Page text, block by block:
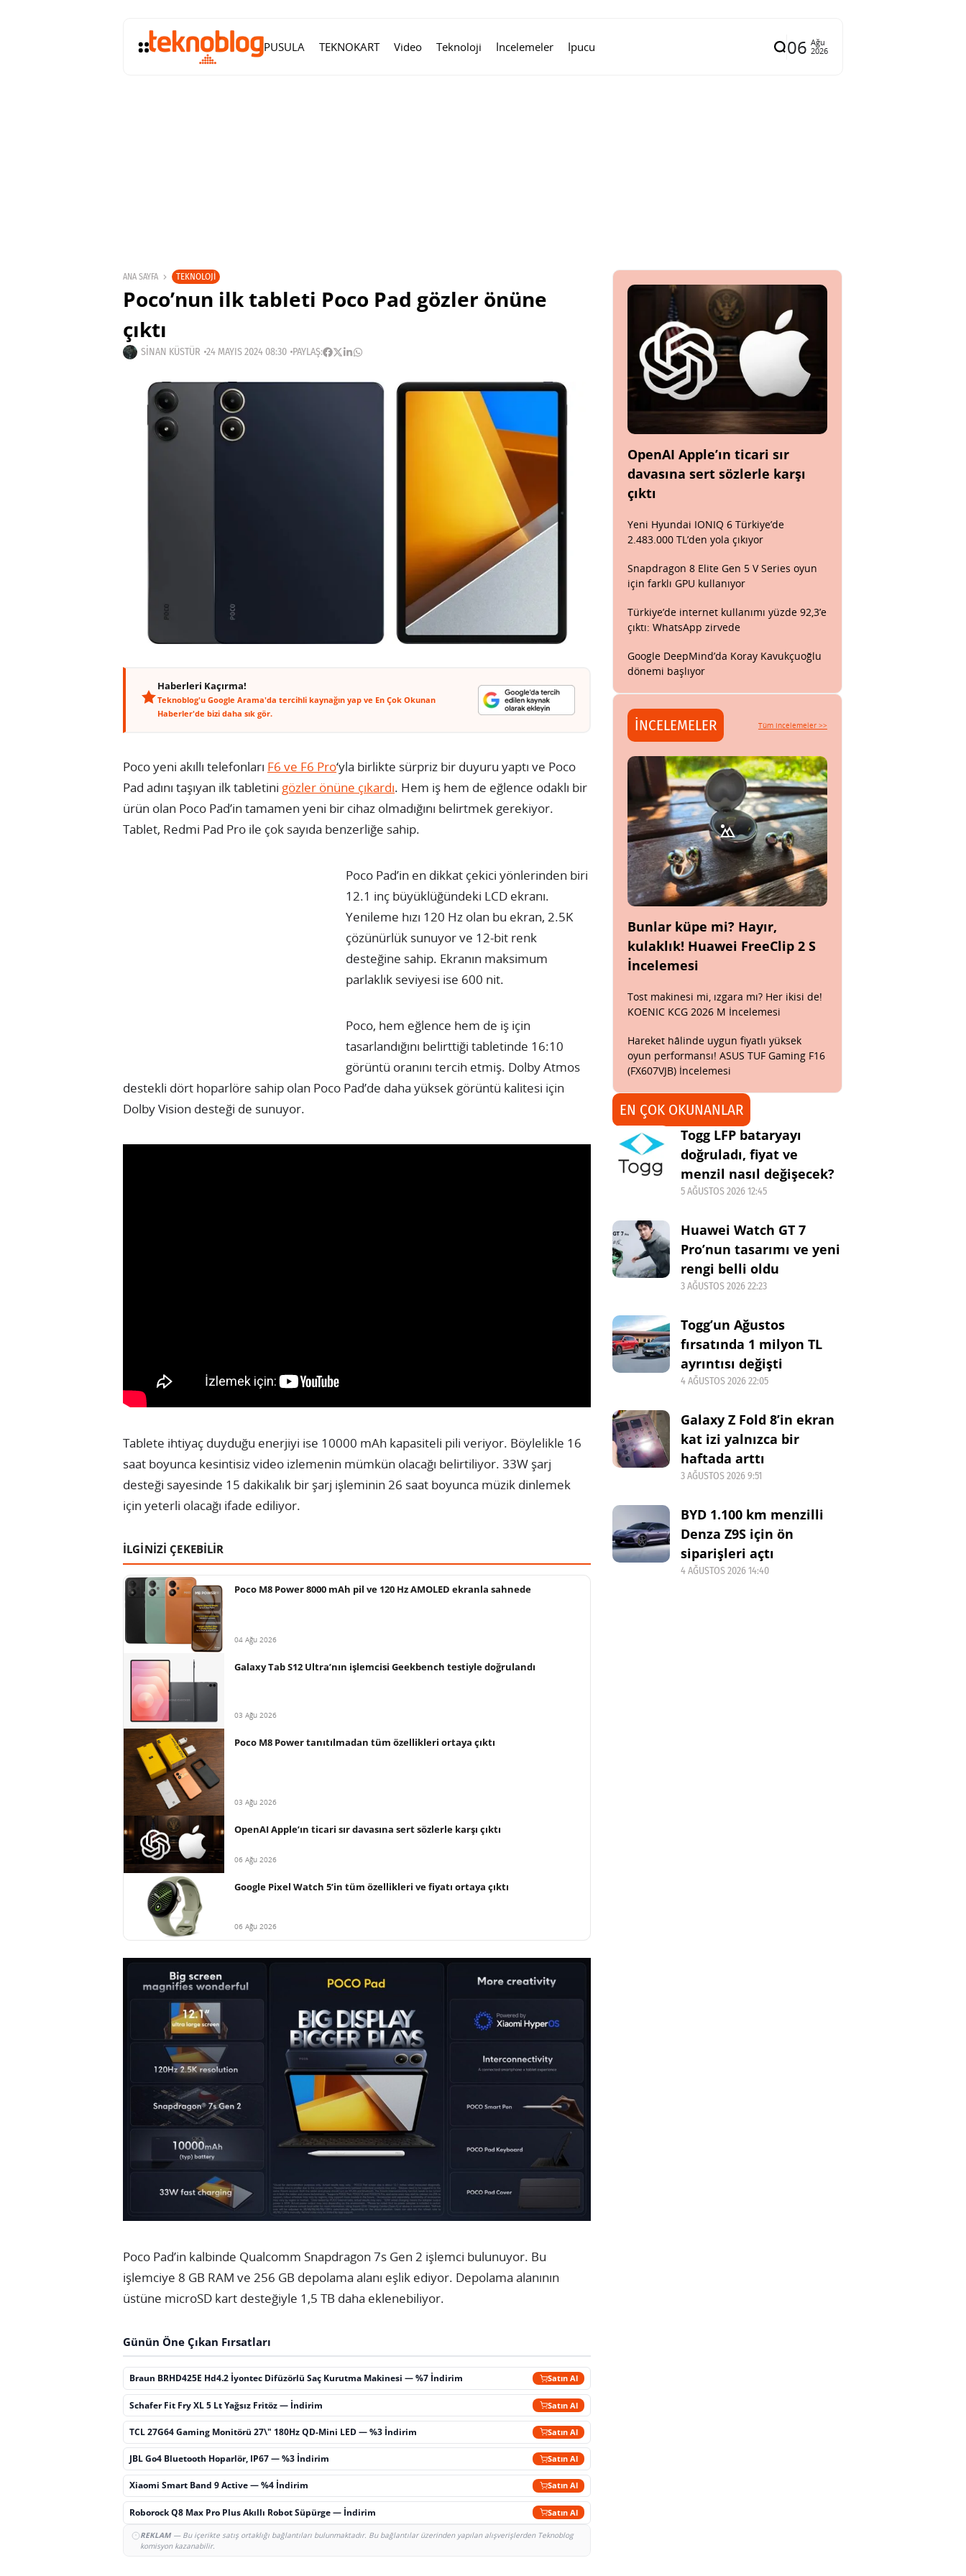
PUSULA TEKNOKART Video Teknoloji İncelemeler İpucu 06 Ağu
2026
ANA SAYFA TEKNOLOJI
Poco’nun ilk tableti Poco Pad gözler önüne
çıktı
SINAN KÜSTÜR 24 MAYIS 2024 08:30 PAYLAŞ:
Haberleri Kaçırma!
Teknoblog'u Google Arama'da tercihli kaynağın yap ve En Çok Okunan
Haberler'de bizi daha sık gör.
Poco yeni akıllı telefonları F6 ve F6 Pro‘yla birlikte sürpriz bir duyuru yaptı ve Poco
Pad adını taşıyan ilk tabletini gözler önüne çıkardı. Hem iş hem de eğlence odaklı bir
ürün olan Poco Pad’in tamamen yeni bir cihaz olmadığını belirtmek gerekiyor.
Tablet, Redmi Pad Pro ile çok sayıda benzerliğe sahip.
Poco Pad’in en dikkat çekici yönlerinden biri
12.1 inç büyüklüğündeki LCD ekranı.
Yenileme hızı 120 Hz olan bu ekran, 2.5K
çözünürlük sunuyor ve 12-bit renk
desteğine sahip. Ekranın maksimum
parlaklık seviyesi ise 600 nit.
Poco, hem eğlence hem de iş için
tasarlandığını belirttiği tabletinde 16:10
görüntü oranını tercih etmiş. Dolby Atmos
destekli dört hoparlöre sahip olan Poco Pad’de daha yüksek görüntü kalitesi için
Dolby Vision desteği de sunuyor.
Tablete ihtiyaç duyduğu enerjiyi ise 10000 mAh kapasiteli pili veriyor. Böylelikle 16
saat boyunca kesintisiz video izlemenin mümkün olacağı belirtiliyor. 33W şarj
desteği sayesinde 15 dakikalık bir şarj işleminin 26 saat boyunca müzik dinlemek
için yeterli olacağı ifade ediliyor.
İLGİNİZİ ÇEKEBİLİR
Poco M8 Power 8000 mAh pil ve 120 Hz AMOLED ekranla sahnede
04 Ağu 2026
Galaxy Tab S12 Ultra’nın işlemcisi Geekbench testiyle doğrulandı
03 Ağu 2026
Poco M8 Power tanıtılmadan tüm özellikleri ortaya çıktı
03 Ağu 2026
OpenAI Apple’ın ticari sır davasına sert sözlerle karşı çıktı
06 Ağu 2026
Google Pixel Watch 5’in tüm özellikleri ve fiyatı ortaya çıktı
06 Ağu 2026
Poco Pad’in kalbinde Qualcomm Snapdragon 7s Gen 2 işlemci bulunuyor. Bu
işlemciye 8 GB RAM ve 256 GB depolama alanı eşlik ediyor. Depolama alanının
üstüne microSD kart desteğiyle 1,5 TB daha eklenebiliyor.
Günün Öne Çıkan Fırsatları
Braun BRHD425E Hd4.2 İyontec Difüzörlü Saç Kurutma Makinesi — %7 İndirim Satın Al
Schafer Fit Fry XL 5 Lt Yağsız Fritöz — İndirim Satın Al
TCL 27G64 Gaming Monitörü 27\" 180Hz QD-Mini LED — %3 İndirim Satın Al
JBL Go4 Bluetooth Hoparlör, IP67 — %3 İndirim Satın Al
Xiaomi Smart Band 9 Active — %4 İndirim Satın Al
Roborock Q8 Max Pro Plus Akıllı Robot Süpürge — İndirim Satın Al
REKLAM— Bu içerikte satış ortaklığı bağlantıları bulunmaktadır. Bu bağlantılar üzerinden yapılan alışverişlerden Teknoblog
komisyon kazanabilir.
OpenAI Apple’ın ticari sır
davasına sert sözlerle karşı
çıktı
Yeni Hyundai IONIQ 6 Türkiye’de
2.483.000 TL’den yola çıkıyor
Snapdragon 8 Elite Gen 5 V Series oyun
için farklı GPU kullanıyor
Türkiye’de internet kullanımı yüzde 92,3’e
çıktı: WhatsApp zirvede
Google DeepMind’da Koray Kavukçuoğlu
dönemi başlıyor
İNCELEMELER Tüm incelemeler >>
Bunlar küpe mi? Hayır,
kulaklık! Huawei FreeClip 2 S
İncelemesi
Tost makinesi mi, ızgara mı? Her ikisi de!
KOENIC KCG 2026 M İncelemesi
Hareket hâlinde uygun fiyatlı yüksek
oyun performansı! ASUS TUF Gaming F16
(FX607VJB) İncelemesi
EN ÇOK OKUNANLAR
Togg LFP bataryayı
doğruladı, fiyat ve
menzil nasıl değişecek?
5 AĞUSTOS 2026 12:45
Huawei Watch GT 7
Pro’nun tasarımı ve yeni
rengi belli oldu
3 AĞUSTOS 2026 22:23
Togg’un Ağustos
fırsatında 1 milyon TL
ayrıntısı değişti
4 AĞUSTOS 2026 22:05
Galaxy Z Fold 8’in ekran
kat izi yalnızca bir
haftada arttı
3 AĞUSTOS 2026 9:51
BYD 1.100 km menzilli
Denza Z9S için ön
siparişleri açtı
4 AĞUSTOS 2026 14:40